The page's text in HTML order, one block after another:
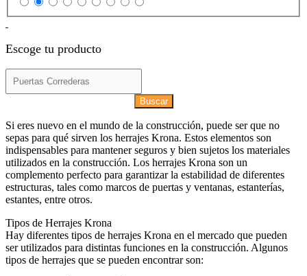
Escoge tu producto
Buscar
Si eres nuevo en el mundo de la construcción, puede ser que no
sepas para qué sirven los herrajes Krona. Estos elementos son
indispensables para mantener seguros y bien sujetos los materiales
utilizados en la construcción. Los herrajes Krona son un
complemento perfecto para garantizar la estabilidad de diferentes
estructuras, tales como marcos de puertas y ventanas, estanterías,
estantes, entre otros.
Tipos de Herrajes Krona
Hay diferentes tipos de herrajes Krona en el mercado que pueden
ser utilizados para distintas funciones en la construcción. Algunos
tipos de herrajes que se pueden encontrar son: